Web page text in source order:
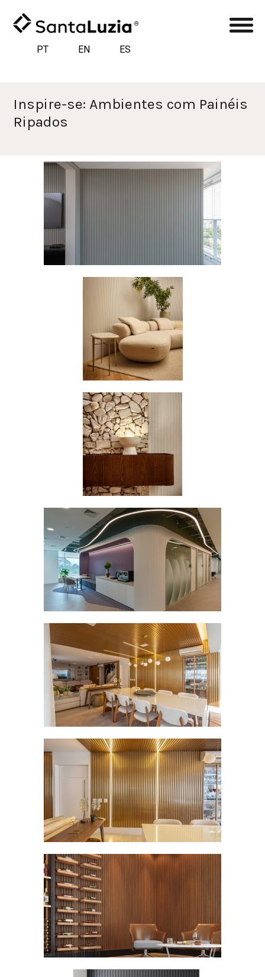
PT EN ES
Inspire-se: Ambientes com Painéis
Ripados